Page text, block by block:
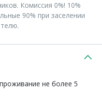
Комиссия 0%! 10%
90% при заселении
не более 5